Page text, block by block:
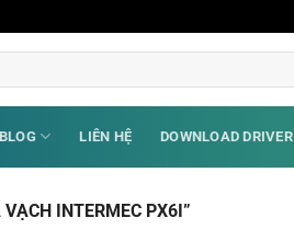
BLOG LIÊN HỆ DOWNLOAD DRIVER
INTERMEC PX6I”